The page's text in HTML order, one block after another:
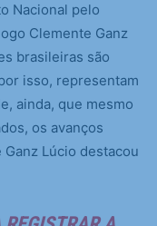
Nacional pelo
Clemente Ganz
brasileiras são
isso, representam
ainda, que mesmo
os avanços
Lúcio destacou